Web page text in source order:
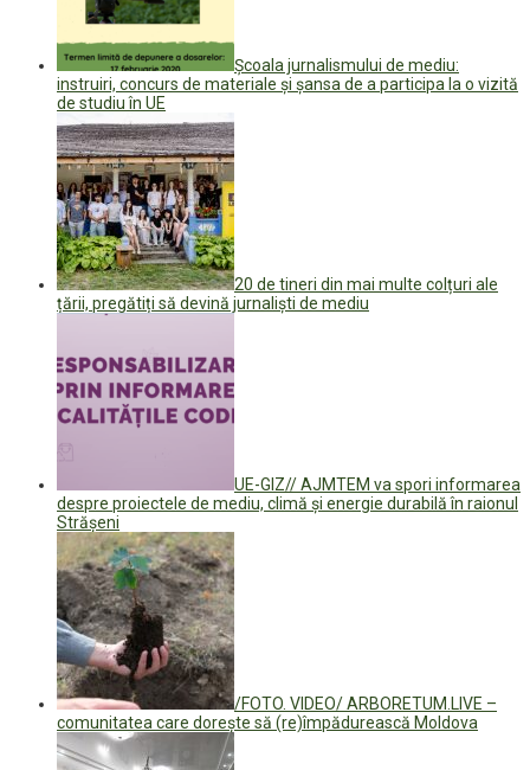
Școala jurnalismului de mediu:
instruiri, concurs de materiale și șansa de a participa la o vizită
de studiu în UE
20 de tineri din mai multe colțuri ale
țării, pregătiți să devină jurnaliști de mediu
UE-GIZ// AJMTEM va spori informarea
despre proiectele de mediu, climă şi energie durabilă în raionul
Strășeni
/FOTO. VIDEO/ ARBORETUM.LIVE –
comunitatea care dorește să (re)împădurească Moldova